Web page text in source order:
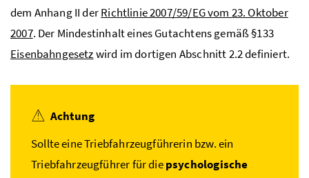
dem Anhang II derRichtlinie 2007/59/EG vom 23. Oktober
2007. Der Mindestinhalt eines Gutachtens gemäß §133
Eisenbahngesetzwird im dortigen Abschnitt 2.2 definiert.
Achtung
Sollte eine Triebfahrzeugführerin bzw.ein
Triebfahrzeugführer für diepsychologische